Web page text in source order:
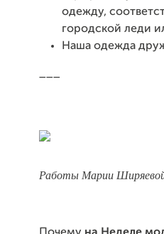
одежду,
городской леди
Наша одежда
Работы Марии